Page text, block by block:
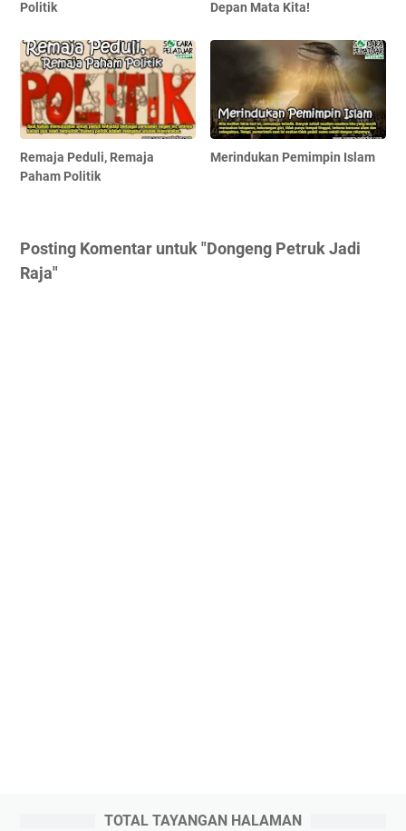
Politik Depan Mata Kita!
Remaja Peduli, Remaja
Paham Politik
Merindukan Pemimpin Islam
Posting Komentar untuk "Dongeng Petruk Jadi
Raja"
TOTAL TAYANGAN HALAMAN